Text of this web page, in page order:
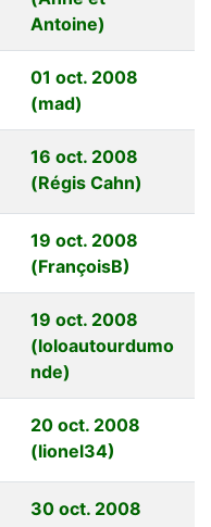
Antoine)
01 oct. 2008
(mad)
16 oct. 2008
(Régis Cahn)
19 oct. 2008
(FrançoisB)
19 oct. 2008
(loloautourdumo
nde)
20 oct. 2008
(lionel34)
30 oct. 2008